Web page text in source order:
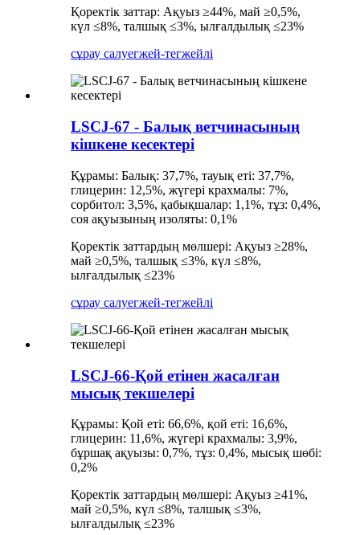
Қоректік заттар: Ақуыз ≥44%, май ≥0,5%,
күл ≤8%, талшық ≤3%, ылғалдылық ≤23%
сұрау салуегжей-тегжейлі
LSCJ-67 - Балық ветчинасының
кішкене кесектері
Құрамы: Балық: 37,7%, тауық еті: 37,7%,
глицерин: 12,5%, жүгері крахмалы: 7%,
сорбитол: 3,5%, қабықшалар: 1,1%, тұз: 0,4%,
соя ақуызының изоляты: 0,1%
Қоректік заттардың мөлшері: Ақуыз ≥28%,
май ≥0,5%, талшық ≤3%, күл ≤8%,
ылғалдылық ≤23%
сұрау салуегжей-тегжейлі
LSCJ-66-Қой етінен жасалған
мысық текшелері
Құрамы: Қой еті: 66,6%, қой еті: 16,6%,
глицерин: 11,6%, жүгері крахмалы: 3,9%,
бұршақ ақуызы: 0,7%, тұз: 0,4%, мысық шөбі:
0,2%
Қоректік заттардың мөлшері: Ақуыз ≥41%,
май ≥0,5%, күл ≤8%, талшық ≤3%,
ылғалдылық ≤23%